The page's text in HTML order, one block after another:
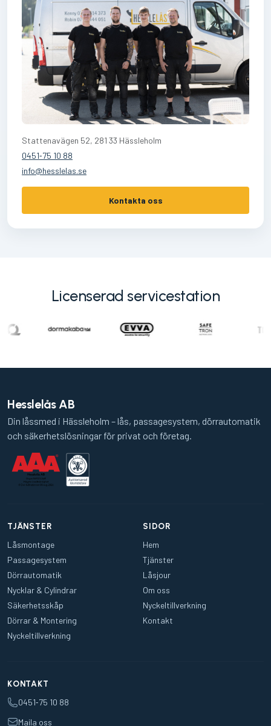
Stattenavägen 52, 281 33 Hässleholm
0451‑75 10 88
info@hesslelas.se
Kontakta oss
Licenserad servicestation
Hesslelås AB
Din låssmed i Hässleholm – lås, passagesystem, dörrautomatik
och säkerhetslösningar för privat och företag.
TJÄNSTER
Låsmontage
Passagesystem
Dörrautomatik
Nycklar & Cylindrar
Säkerhetsskåp
Dörrar & Montering
Nyckeltillverkning
SIDOR
Hem
Tjänster
Låsjour
Om oss
Nyckeltillverkning
Kontakt
KONTAKT
0451‑75 10 88
Maila oss